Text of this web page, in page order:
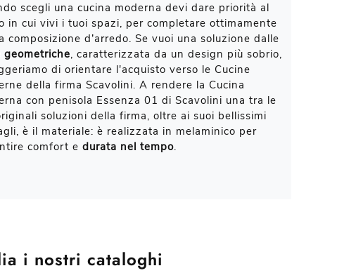
scegli una cucina moderna devi dare priorità al
in cui vivi i tuoi spazi, per completare ottimamente
composizione d’arredo. Se vuoi una soluzione dalle
geometriche, caratterizzata da un design più sobrio,
di orientare l'acquisto verso le Cucine
della firma Scavolini. A rendere la Cucina
con penisola Essenza 01 di Scavolini una tra le
soluzioni della firma, oltre ai suoi bellissimi
è il materiale: è realizzata in melaminico per
comfort e durata nel tempo.
i nostri cataloghi